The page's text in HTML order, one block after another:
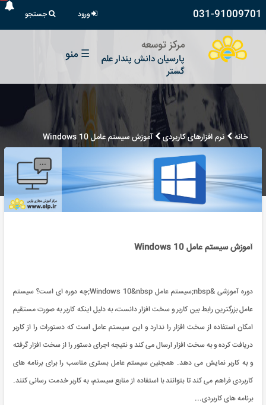
031-91009701 ورود جستجو
مرکز توسعه
پارسیان دانش پندار علم
گستر
☰ منو
خانه نرم افزارهای کاربردی آموزش سیستم عامل Windows 10
آموزش سیستم عامل Windows 10
دوره آموزشی &nbsp;سیستم عامل Windows 10&nbsp;چه دوره ای است؟ سیستم
عامل بزرگترین رابط بین کاربر و سخت افزار دانست، به دلیل اینکه کاربر به صورت مستقیم
امکان استفاده از سخت افزار را ندارد و این سیستم عامل است که دستورات را از کاربر
دریافت کرده و به سخت افزار ارسال می کند و نتیجه اجرای دستور را از سخت افزار گرفته
و به کاربر نمایش می دهد. همجنین سیستم عامل بستری مناسب را برای برنامه های
کاربردی فراهم می کند تا بتوانند با استفاده از منابع سیستم، به کاربر خدمت رسانی کنند.
برنامه های کاربردی...